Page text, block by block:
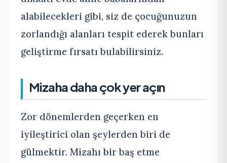
alabilecekleri gibi, siz de çocuğunuzun
zorlandığı alanları tespit ederek bunları
geliştirme fırsatı bulabilirsiniz.
Mizaha daha çok yer açın
Zor dönemlerden geçerken en
iyileştirici olan şeylerden biri de
gülmektir. Mizahı bir baş etme